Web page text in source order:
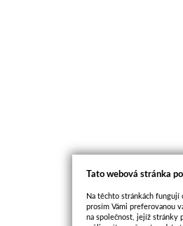
Tato webová stránka
Na těchto stránkách
prosím Vámi preferovanou
na společnost, jejíž stránky